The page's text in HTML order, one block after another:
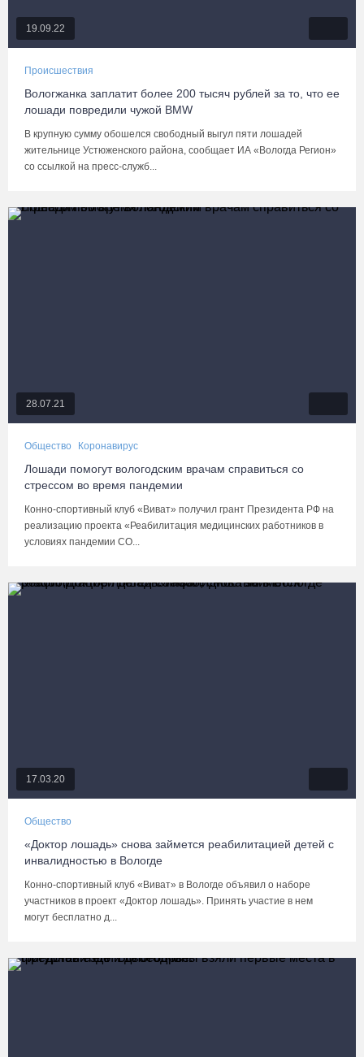
19.09.22
Происшествия
Вологжанка заплатит более 200 тысяч рублей за то, что ее
лошади повредили чужой BMW
В крупную сумму обошелся свободный выгул пяти лошадей
жительнице Устюженского района, сообщает ИА «Вологда Регион»
со ссылкой на пресс-служб...
28.07.21
Общество Коронавирус
Лошади помогут вологодским врачам справиться со
стрессом во время пандемии
Конно-спортивный клуб «Виват» получил грант Президента РФ на
реализацию проекта «Реабилитация медицинских работников в
условиях пандемии CO...
17.03.20
Общество
«Доктор лошадь» снова займется реабилитацией детей с
инвалидностью в Вологде
Конно-спортивный клуб «Виват» в Вологде объявил о наборе
участников в проект «Доктор лошадь». Принять участие в нем
могут бесплатно д...